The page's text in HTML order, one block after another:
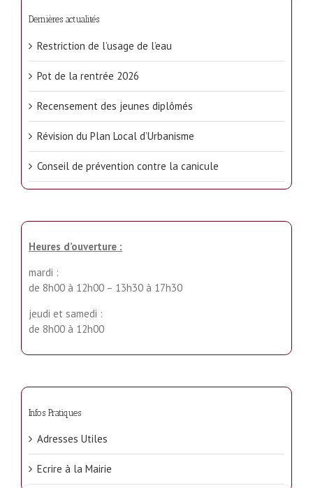
Dernières actualités
Restriction de l’usage de l’eau
Pot de la rentrée 2026
Recensement des jeunes diplômés
Révision du Plan Local d’Urbanisme
Conseil de prévention contre la canicule
Heures d’ouverture :
mardi :
de 8h00 à 12h00 – 13h30 à 17h30
jeudi et samedi :
de 8h00 à 12h00
Infos Pratiques
Adresses Utiles
Ecrire à la Mairie